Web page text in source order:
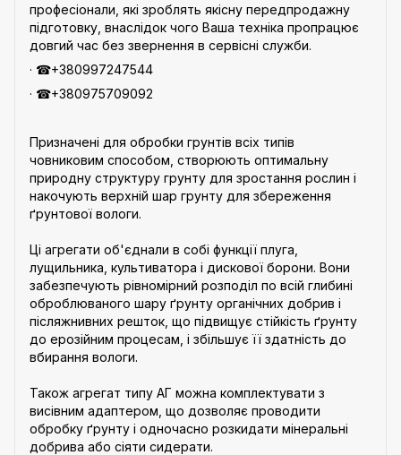
професіонали, які зроблять якісну передпродажну
підготовку, внаслідок чого Ваша техніка пропрацює
довгий час без звернення в сервісні служби.
· ☎+380997247544
· ☎+380975709092
Призначені для обробки грунтів всіх типів
човниковим способом, створюють оптимальну
природну структуру грунту для зростання рослин і
накочують верхній шар грунту для збереження
ґрунтової вологи.
Ці агрегати об'єднали в собі функції плуга,
лущильника, культиватора і дискової борони. Вони
забезпечують рівномірний розподіл по всій глибині
оброблюваного шару ґрунту органічних добрив і
післяжнивних решток, що підвищує стійкість ґрунту
до ерозійним процесам, і збільшує її здатність до
вбирання вологи.
Також агрегат типу АГ можна комплектувати з
висівним адаптером, що дозволяє проводити
обробку ґрунту і одночасно розкидати мінеральні
добрива або сіяти сидерати.